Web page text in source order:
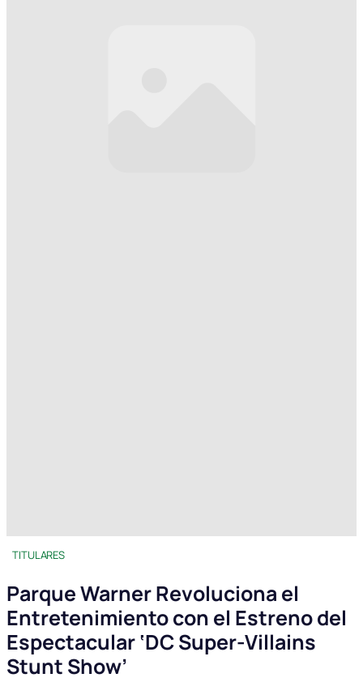
TITULARES
Parque Warner Revoluciona el
Entretenimiento con el Estreno del
Espectacular ‘DC Super-Villains
Stunt Show’